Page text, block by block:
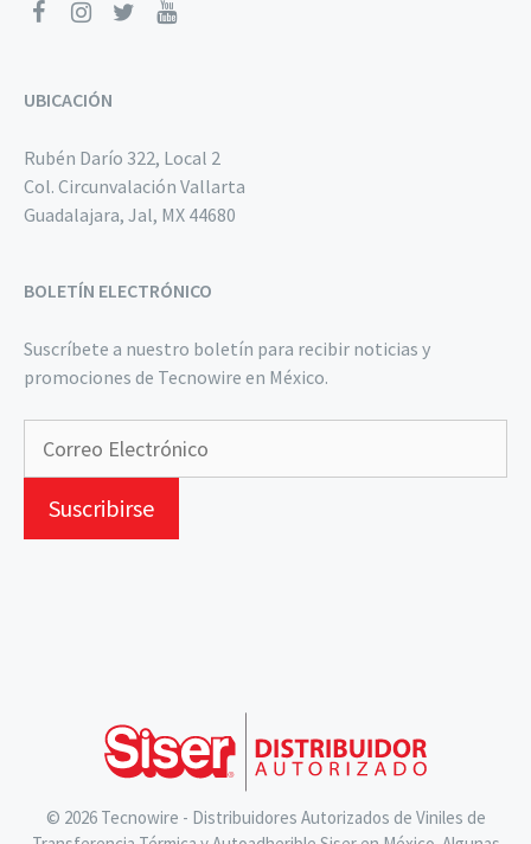
UBICACIÓN
Rubén Darío 322, Local 2
Col. Circunvalación Vallarta
Guadalajara, Jal, MX 44680
BOLETÍN ELECTRÓNICO
Suscríbete a nuestro boletín para recibir noticias y
promociones de Tecnowire en México.
© 2026 Tecnowire - Distribuidores Autorizados de Viniles de